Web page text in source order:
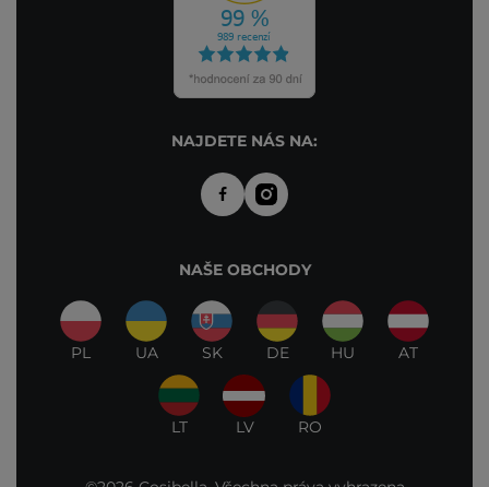
NAJDETE NÁS NA:
NAŠE OBCHODY
PL UA SK DE HU AT
LT LV RO